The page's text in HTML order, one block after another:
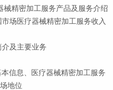
精密加工服务产品及服务介绍
场医疗器械精密加工服务收入
及主要业务
信息、医疗器械精密加工服务
地位